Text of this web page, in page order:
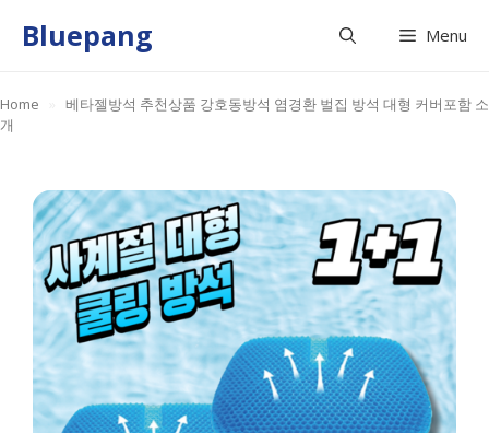
Bluepang Menu
Home
베타젤방석 추천상품 강호동방석 염경환 벌집 방석 대형 커버포함 소
개